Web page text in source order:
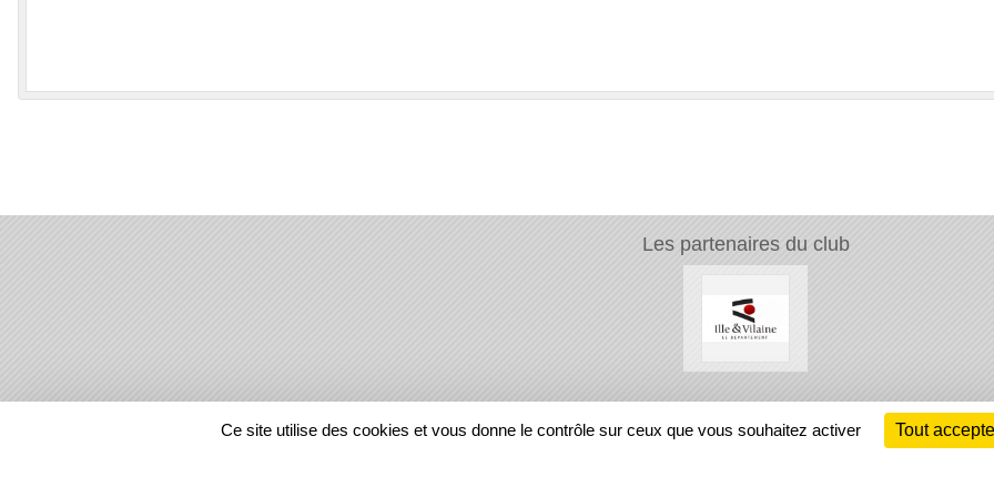
Les partenaires du club
REGIONS
Ce site utilise des cookies et vous donne le contrôle sur ceux que vous souhaitez activer Tout